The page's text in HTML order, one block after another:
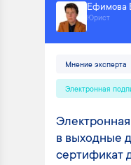
Ефимова
Юрист
Мнение эксперта
Электронная
в выходные
сертификат